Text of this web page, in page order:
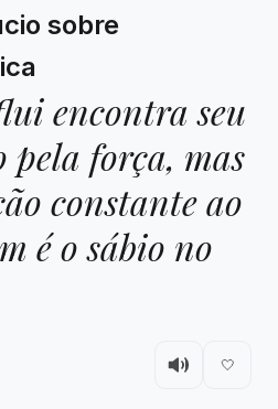
sobre
encontra seu
pela força, mas
constante ao
é o sábio no
🤍